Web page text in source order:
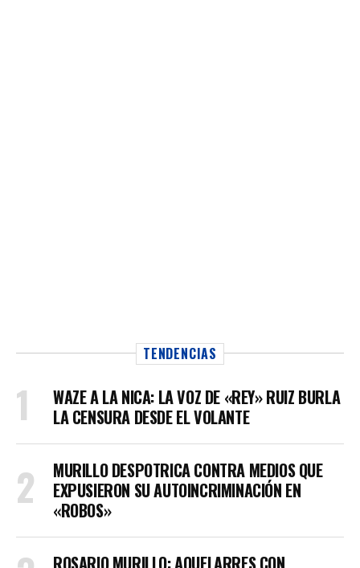
TENDENCIAS
WAZE A LA NICA: LA VOZ DE «REY» RUIZ BURLA
LA CENSURA DESDE EL VOLANTE
MURILLO DESPOTRICA CONTRA MEDIOS QUE
EXPUSIERON SU AUTOINCRIMINACIÓN EN
«ROBOS»
ROSARIO MURILLO: AQUELARRES CON